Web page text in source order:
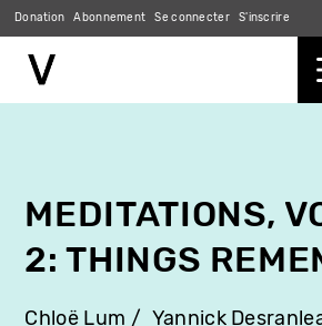
Donation Abonnement Se connecter S'inscrire
MEDITATIONS,
2: THINGS
Chloë Lum Yannick